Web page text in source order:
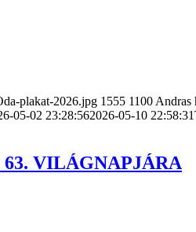
plakat-2026.jpg 1555 1100 Andras
05-02 23:28:562026-05-10 22:58:31
VILÁGNAPJÁRA